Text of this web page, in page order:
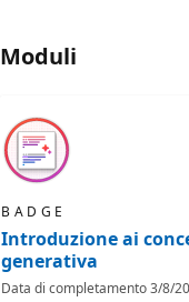
Moduli
BADGE
Introduzione ai
generativa
Data di completamento3/8/